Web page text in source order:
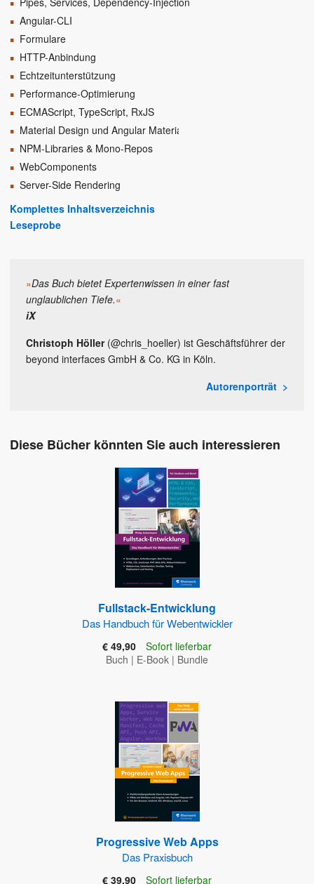
Angular-CLI
Formulare
HTTP-Anbindung
Echtzeitunterstützung
Performance-Optimierung
ECMAScript, TypeScript, RxJS
Material Design und Angular Material
NPM-Libraries & Mono-Repos
WebComponents
Server-Side Rendering
Komplettes Inhaltsverzeichnis
Leseprobe
»Das Buch bietet Expertenwissen in einer fast
unglaublichen Tiefe.«
iX
Christoph Höller(@chris_hoeller) ist Geschäftsführer der
beyond interfaces GmbH & Co. KG in Köln.
Autorenporträt
Diese Bücher könnten Sie auch interessieren
Fullstack-Entwicklung
Das Handbuch für Webentwickler
€ 49,90
Sofort lieferbar
Buch | E-Book | Bundle
Progressive Web Apps
Das Praxisbuch
€ 39,90
Sofort lieferbar